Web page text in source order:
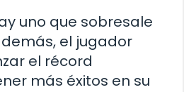
uno que sobresale
el jugador
el récord
más éxitos en su